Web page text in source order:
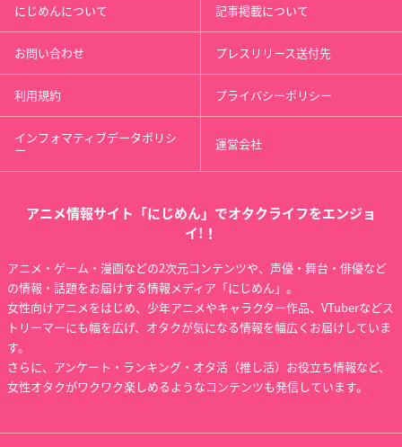
にじめんについて 記事掲載について
お問い合わせ プレスリリース送付先
利用規約 プライバシーポリシー
インフォマティブデータポリシ
ー 運営会社
アニメ情報サイト「にじめん」でオタクライフをエンジョ
イ!！
アニメ・ゲーム・漫画などの2次元コンテンツや、声優・舞台・俳優など
の情報・話題をお届けする情報メディア「にじめん」。
女性向けアニメをはじめ、少年アニメやキャラクター作品、VTuberなどス
トリーマーにも幅を広げ、オタクが気になる情報を幅広くお届けしていま
す。
さらに、アンケート・ランキング・オタ活（推し活）お役立ち情報など、
女性オタクがワクワク楽しめるようなコンテンツも発信しています。